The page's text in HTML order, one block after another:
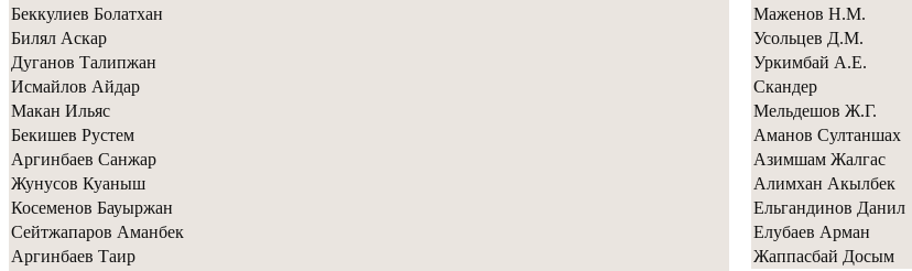
Беккулиев Болатхан
Билял Аскар
Дуганов Талипжан
Исмайлов Айдар
Макан Ильяс
Бекишев Рустем
Аргинбаев Санжар
Жунусов Куаныш
Косеменов Бауыржан
Сейтжапаров Аманбек
Аргинбаев Таир
Маженов Н.М.
Усольцев Д.М.
Уркимбай А.Е.
Скандер
Мельдешов Ж.Г.
Аманов Султаншах
Азимшам Жалгас
Алимхан Акылбек
Ельгандинов Данил
Елубаев Арман
Жаппасбай Досым